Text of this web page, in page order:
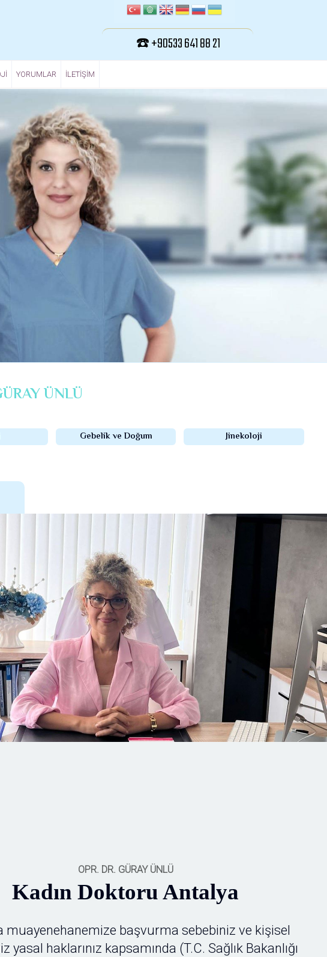
☎️ +90533 641 88 21
YORUMLAR ILETIŞIM
ÜNLÜ
Gebelik ve Doğum Jinekoloji
OPR. DR. GÜRAY ÜNLÜ
Kadın Doktoru Antalya
muayenehanemize başvurma sebebiniz ve kişisel
yasal haklarınız kapsamında (T.C. Sağlık Bakanlığı